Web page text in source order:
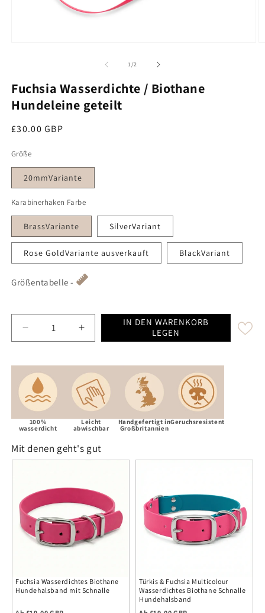
1/von
2
Fuchsia Wasserdichte / Biothane
Hundeleine geteilt
Regulärer Preis
£30.00 GBP
Größe
20mmVariante
Karabinerhaken Farbe
BrassVariante SilverVariant
Rose GoldVariante ausverkauft BlackVariant
Größentabelle -
Decrease quantity for Fuchsia Waterproof /
Increase quantity for Fuchsia
IN DEN WARENKORB
LEGEN
100%
wasserdicht
Leicht
abwischbar
Handgefertigt in
Großbritannien
Geruchsresistent
Mit denen geht's gut
Fuchsia Wasserdichtes Biothane
Hundehalsband mit Schnalle
Türkis & Fuchsia Multicolour
Wasserdichtes Biothane Schnalle
Hundehalsband